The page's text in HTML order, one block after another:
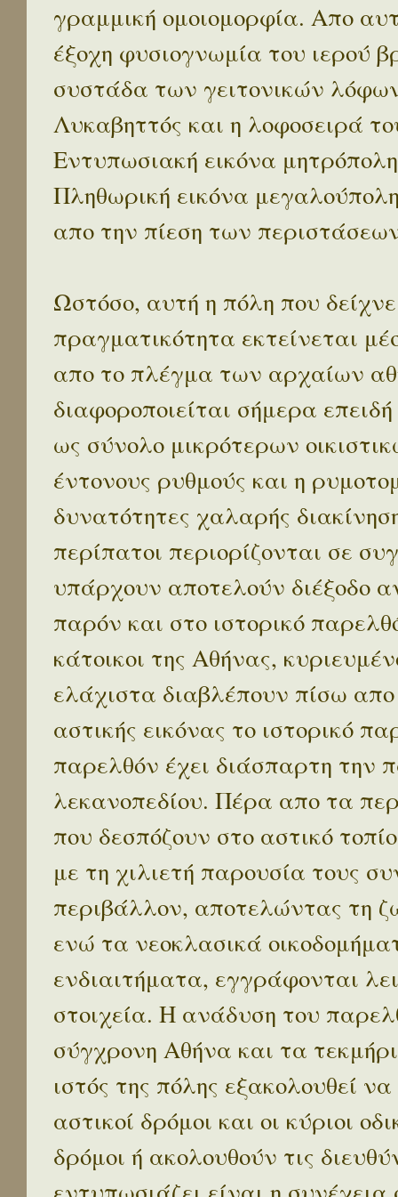
γραμμική ομοιομορφία. Απο
έξοχη φυσιογνωμία του ιερού
συστάδα των γειτονικών
Λυκαβηττός και η λοφοσειρά
Εντυπωσιακή εικόνα
Πληθωρική εικόνα
απο την πίεση των
Ωστόσο, αυτή η πόλη που
πραγματικότητα εκτείνεται
απο το πλέγμα των αρχαίων
διαφοροποιείται σήμερα
ως σύνολο μικρότερων
έντονους ρυθμούς και η
δυνατότητες χαλαρής
περίπατοι περιορίζονται σε
υπάρχουν αποτελούν διέξοδο
παρόν και στο ιστορικό
κάτοικοι της Αθήνας,
ελάχιστα διαβλέπουν πίσω
αστικής εικόνας το ιστορικό
παρελθόν έχει διάσπαρτη την
λεκανοπεδίου. Πέρα απο τα
που δεσπόζουν στο αστικό
με τη χιλιετή παρουσία τους
περιβάλλον, αποτελώντας τη
ενώ τα νεοκλασικά
ενδιαιτήματα, εγγράφονται
στοιχεία. Η ανάδυση του
σύγχρονη Αθήνα και τα
ιστός της πόλης εξακολουθεί
αστικοί δρόμοι και οι κύριοι
δρόμοι ή ακολουθούν τις